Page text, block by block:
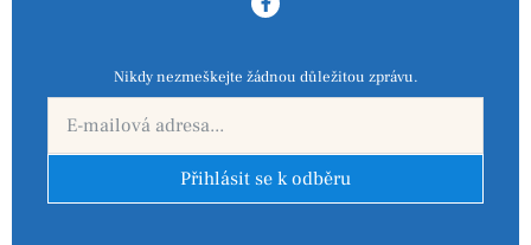
Nikdy nezmeškejte žádnou důležitou zprávu.
Přihlásit se k odběru